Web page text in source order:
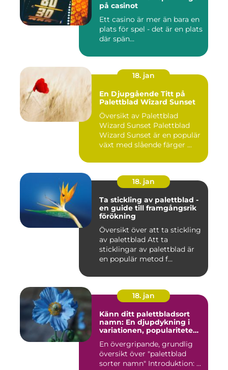
på casinot
Ett casino är mer än bara en
plats för spel - det är en plats
där spän...
18. jan
En Djupgående Titt på
Palettblad Wizard Sunset
Översikt av Palettblad
Wizard Sunset Palettblad
Wizard Sunset är en populär
växt med slående färger ...
18. jan
Ta stickling av palettblad -
en guide till framgångsrik
förökning
Översikt över att ta stickling
av palettblad Att ta
sticklingar av palettblad är
en populär metod f...
18. jan
Känn ditt palettbladsort
namn: En djupdykning i
variationen, populariteten
En övergripande, grundlig
översikt över "palettblad
sorter namn" Introduktion: ...